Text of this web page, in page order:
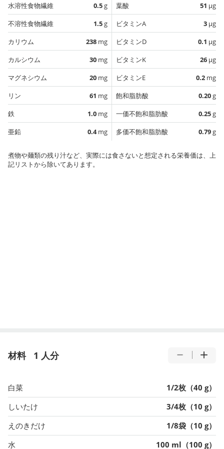
水溶性食物繊維
0.5g
不溶性食物繊維
1.5g
カリウム
238 mg
カルシウム
30 mg
マグネシウム
20 mg
リン
61 mg
鉄
1.0 mg
亜鉛
0.4mg
葉酸
51 µg
ビタミンA
3 µg
ビタミンD
0.1 µg
ビタミンK
26 µg
ビタミンE
0.2 mg
飽和脂肪酸
0.20g
一価不飽和脂肪酸
0.25g
多価不飽和脂肪酸
0.79g
煮物や麺類の残り汁など、実際には食さないと想定される栄養価は、上
記リストから除いてあります。
材料 1 人分
白菜
1/2枚（40 g）
しいたけ
3/4枚（10 g）
えのきだけ
1/8袋（10 g）
水
100 ml（100 g）